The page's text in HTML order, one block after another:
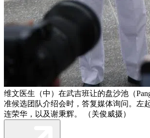
维文医生（中）在武吉班让的盘沙池（
准候选团队介绍会时，答复媒体询问。左
连荣华，以及谢秉辉。 （关俊威摄）